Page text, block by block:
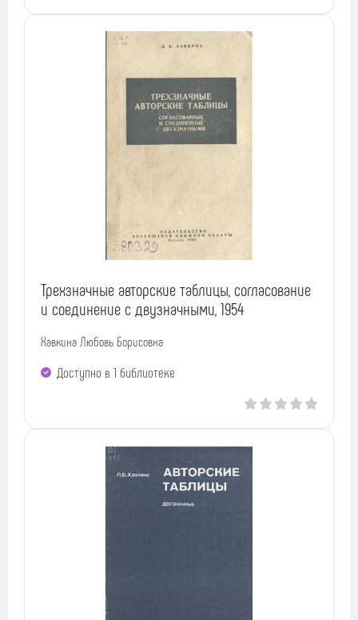
Трехзначные авторские таблицы, согласование
и соединение с двузначными, 1954
Хавкина Любовь Борисовна
Доступно в 1 библиотекe